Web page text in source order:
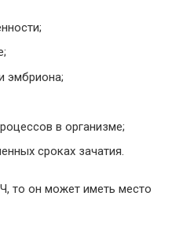
эмбриона;
в организме;
сроках зачатия.
то он может иметь место